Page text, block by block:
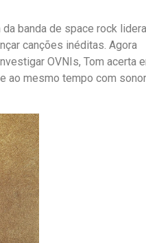
banda de space rock
canções inéditas. Agora
OVNIs, Tom acerta
ao mesmo tempo com